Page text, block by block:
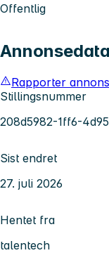
Offentlig
Annonsedata
Rapporter
Stillingsnummer
208d5982-1ff6-
Sist endret
27. juli 2026
Hentet fra
talentech